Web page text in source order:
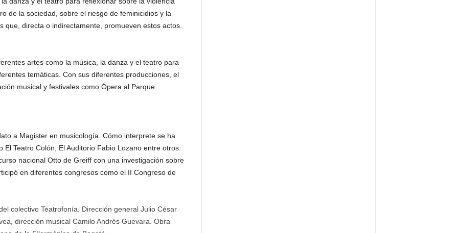
de la sociedad, sobre el riesgo de feminicidios y la
que, directa o indirectamente, promueven estos actos.
artes como la música, la danza y el teatro para
temáticas. Con sus diferentes producciones, el
musical y festivales como Ópera al Parque.
a Magister en musicología. Cómo interprete se ha
Teatro Colón, El Auditorio Fabio Lozano entre otros.
nacional Otto de Greiff con una investigación sobre
en diferentes congresos como el II Congreso de
colectivo Teatrofonía. Dirección general Julio César
dirección musical Camilo Andrés Guevara. Obra